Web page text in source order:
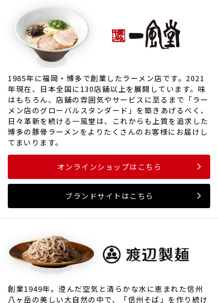
1985年に福岡・博多で創業したラーメン店です。2021
年現在、日本全国に130店舗以上を展開しています。味
はもちろん、店舗の雰囲気やサービスに至るまで「ラー
メン店のグローバルスタンダード」を築きあげるべく、
日々革新を続ける一風堂は、これからも上質を追求した
博多の豚骨ラーメンをよりたくさんのお客様にお届けし
てまいります。
オンラインショップはこちら
ブランドサイトはこちら
創業1949年。澄んだ空気と清らかな水に恵まれた信州
八ヶ岳の美しい大自然の中で、「信州そば」を作り続け